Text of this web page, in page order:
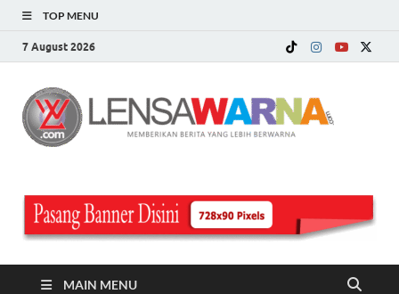
TOP MENU
7 August 2026
MAIN MENU